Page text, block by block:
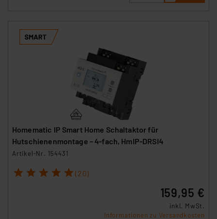
Homematic IP Smart Home Schaltaktor für
Hutschienenmontage – 4-fach, HmIP-DRSI4
Artikel-Nr. 154431
1 2 3 4 5 (20)
159,95 €
inkl. MwSt.
Informationen zu Versandkosten